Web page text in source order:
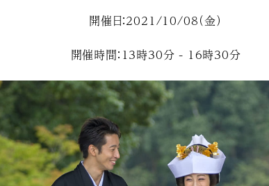
開催日：2021/10/08（金）
開催時間：13時30分 - 16時30分